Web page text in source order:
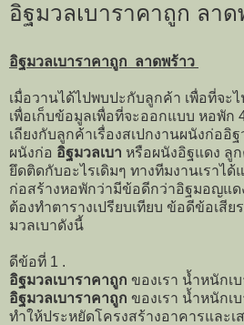
อิฐมวลเบาราคาถูก ลาด
อิฐมวลเบาราคาถูก ลาดพร้าว
เมื่อวานได้ไปพบปะกับลูกค้า เพื่อที่จะ
เพื่อเก็บข้อมูลเพื่อที่จะออกแบบ หอพั
เถียงกับลูกค้าเรื่องสเปกงานผนังก่ออิฐ
ผนังก่อ อิฐมวลเบา หรือผนังอิฐแดง ลู
ยึดติดกับอะไรเดิมๆ ทางทีมงานเราได้
ก่อสร้างหอพักว่ามีข้อดีกว่าอิฐมอญแด
ต้องทำตารางเปรียบเทียบ ข้อดีข้อเสี
มวลเบาดังนี้
ดีข้อที่ 1 .
อิฐมวลเบาราคาถูก ของเรา น้ำหนักเ
อิฐมวลเบาราคาถูก ของเรา น้ำหนักเ
ทำให้ประหยัดโครงสร้างอาคารและเ